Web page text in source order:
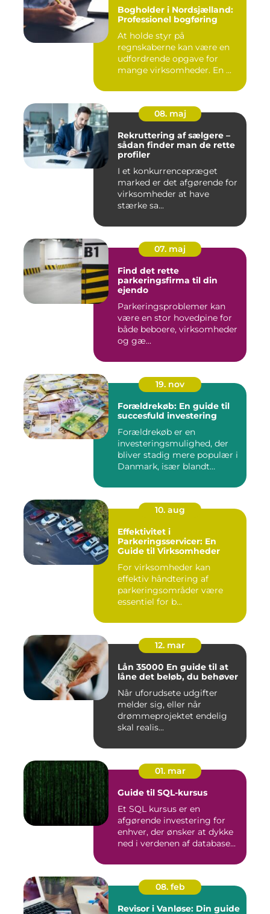
Bogholder i Nordsjælland:
Professionel bogføring
At holde styr på
regnskaberne kan være en
udfordrende opgave for
mange virksomheder. En ...
08. maj
Rekruttering af sælgere –
sådan finder man de rette
profiler
I et konkurrencepræget
marked er det afgørende for
virksomheder at have
stærke sa...
07. maj
Find det rette
parkeringsfirma til din
ejendo
Parkeringsproblemer kan
være en stor hovedpine for
både beboere, virksomheder
og gæ...
19. nov
Forældrekøb: En guide til
succesfuld investering
Forældrekøb er en
investeringsmulighed, der
bliver stadig mere populær i
Danmark, især blandt
10. aug
Effektivitet i
Parkeringsservicer: En
Guide til Virksomheder
For virksomheder kan
effektiv håndtering af
parkeringsområder være
essentiel for b...
12. mar
Lån 35000 En guide til at
låne det beløb, du behøver
Når uforudsete udgifter
melder sig, eller når
drømmeprojektet endelig
skal realis...
01. mar
Guide til SQL-kursus
Et SQL kursus er en
afgørende investering for
enhver, der ønsker at dykke
ned i verdenen af database...
08. feb
Revisor i Vanløse: Din guide